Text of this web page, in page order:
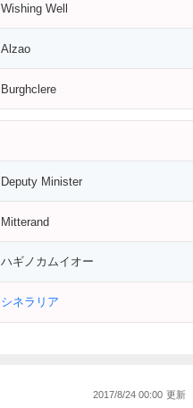
Wishing Well
Alzao
Burghclere
Deputy Minister
Mitterand
ハギノカムイオー
シネラリア
2017/8/24 00:00